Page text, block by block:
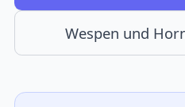
Wespen und